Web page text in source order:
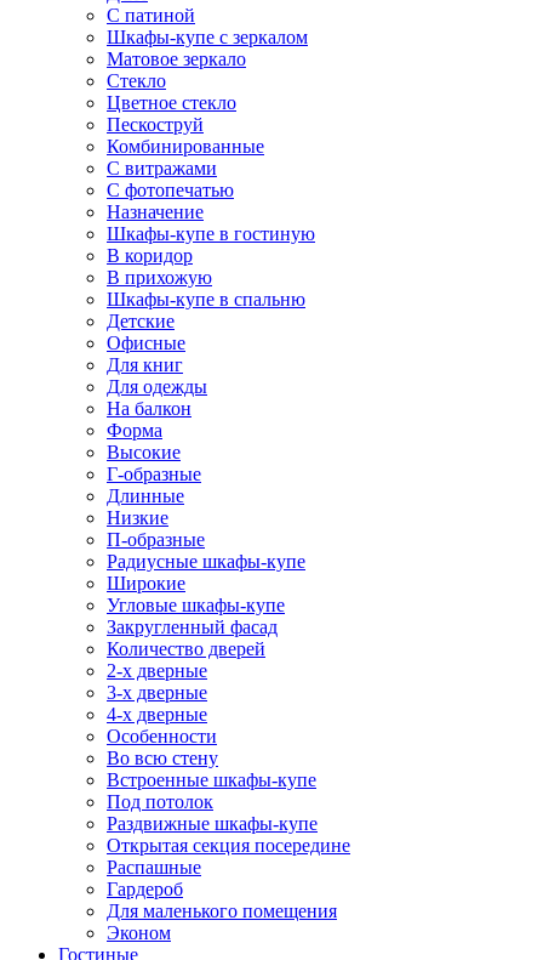
С патиной
Шкафы-купе с зеркалом
Матовое зеркало
Стекло
Цветное стекло
Пескоструй
Комбинированные
С витражами
С фотопечатью
Назначение
Шкафы-купе в гостиную
В коридор
В прихожую
Шкафы-купе в спальню
Детские
Офисные
Для книг
Для одежды
На балкон
Форма
Высокие
Г-образные
Длинные
Низкие
П-образные
Радиусные шкафы-купе
Широкие
Угловые шкафы-купе
Закругленный фасад
Количество дверей
2-х дверные
3-х дверные
4-х дверные
Особенности
Во всю стену
Встроенные шкафы-купе
Под потолок
Раздвижные шкафы-купе
Открытая секция посередине
Распашные
Гардероб
Для маленького помещения
Эконом
Гостиные